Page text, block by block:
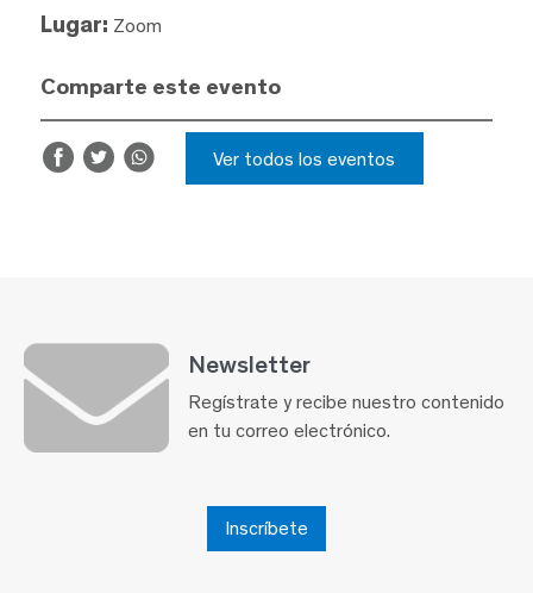
Lugar: Zoom
Comparte este evento
Ver todos los eventos
Newsletter
Regístrate y recibe nuestro contenido
en tu correo electrónico.
Inscríbete